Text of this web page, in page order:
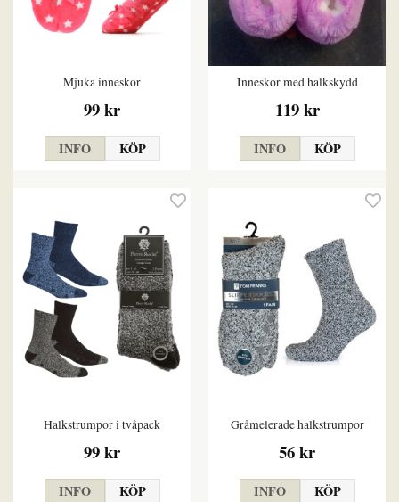
Mjuka inneskor
99 kr
INFO KÖP
Inneskor med halkskydd
119 kr
INFO KÖP
Halkstrumpor i tvåpack
99 kr
INFO KÖP
Gråmelerade halkstrumpor
56 kr
INFO KÖP